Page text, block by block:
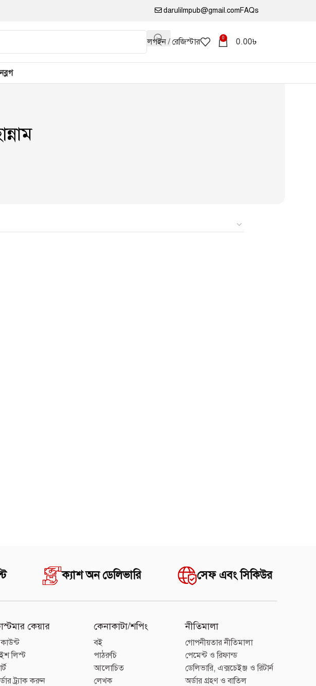
darulilmpub@gmail.comFAQs
লগইন / রেজিস্টার 0 0.00৳
ব্লগ
ক্যাশ অন ডেলিভারি সেফ এবং সিকিউর
কেয়ার
লিস্ট
ট্র্যাক করুন
কেনাকাটা/শপিং
বই
পাঠরুচি
আলোচিত
লেখক
নীতিমালা
গোপনীয়তার নীতিমালা
পেমেন্ট ও রিফান্ড
ডেলিভারি, এক্সচেইঞ্জ ও রিটার্ন
অর্ডার গ্রহণ ও বাতিল